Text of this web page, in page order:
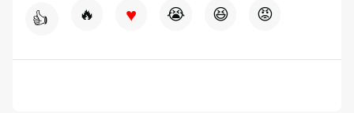
👍 🔥 ♥ 😭 😆 😡